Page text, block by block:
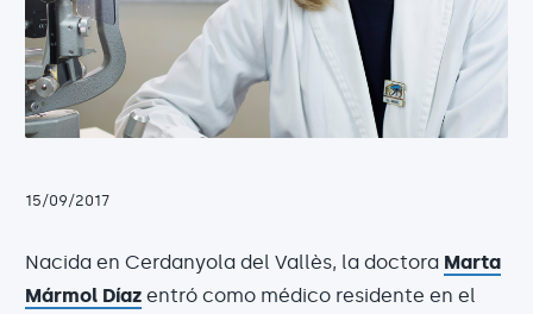
15/09/2017
Nacida en Cerdanyola del Vallès, la doctora Marta
Mármol Díaz entró como médico residente en el